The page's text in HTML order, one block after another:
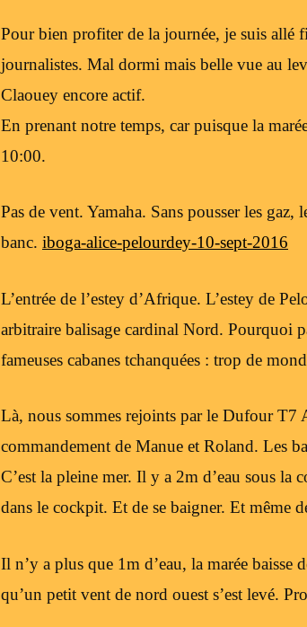
Pour bien profiter de la journée, je suis allé
journalistes. Mal dormi mais belle vue au
Claouey encore actif.
En prenant notre temps, car puisque la
10:00.
Pas de vent. Yamaha. Sans pousser les
banc. iboga-alice-pelourdey-10-sept-2016
L’entrée de l’estey d’Afrique. L’estey de
arbitraire balisage cardinal Nord. Pourquoi
fameuses cabanes tchanquées : trop de
Là, nous sommes rejoints par le Dufour T7
commandement de Manue et Roland. Les
C’est la pleine mer. Il y a 2m d’eau sous la
dans le cockpit. Et de se baigner. Et même
Il n’y a plus que 1m d’eau, la marée
qu’un petit vent de nord ouest s’est levé.